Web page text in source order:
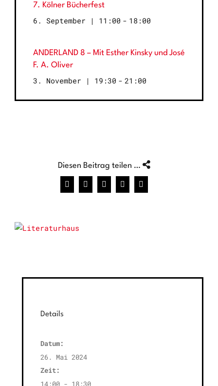
7. Kölner Bücherfest
6. September | 11:00 - 18:00
ANDERLAND 8 – Mit Esther Kinsky und José
F. A. Oliver
3. November | 19:30 - 21:00
Diesen Beitrag teilen …
Facebook
X WhatsAppPinterest
E-
Mail
Details
Datum:
26. Mai 2024
Zeit:
14:00 - 18:30